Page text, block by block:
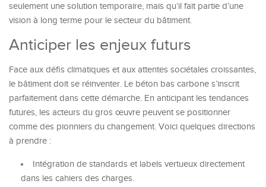
seulement une solution temporaire, mais qu’il fait partie d’une
vision à long terme pour le secteur du bâtiment.
Anticiper les enjeux futurs
Face aux défis climatiques et aux attentes sociétales croissantes,
le bâtiment doit se réinventer. Le béton bas carbone s’inscrit
parfaitement dans cette démarche. En anticipant les tendances
futures, les acteurs du gros œuvre peuvent se positionner
comme des pionniers du changement. Voici quelques directions
à prendre :
Intégration de standards et labels vertueux directement
dans les cahiers des charges.